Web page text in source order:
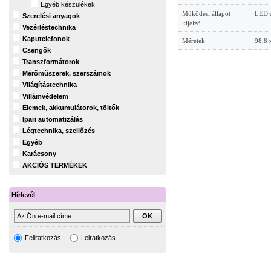
Működési állapot
kijelző
LED
Méretek 98,8
Egyéb készülékek
Szerelési anyagok
Vezérléstechnika
Kaputelefonok
Csengők
Transzformátorok
Mérőműszerek, szerszámok
Világítástechnika
Villámvédelem
Elemek, akkumulátorok, töltők
Ipari automatizálás
Légtechnika, szellőzés
Egyéb
Karácsony
AKCIÓS TERMÉKEK
Hírlevél
Feliratkozás Leiratkozás